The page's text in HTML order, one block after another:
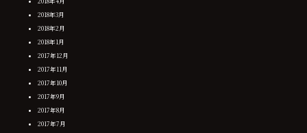
2018年3月
2018年2月
2018年1月
2017年12月
2017年11月
2017年10月
2017年9月
2017年8月
2017年7月